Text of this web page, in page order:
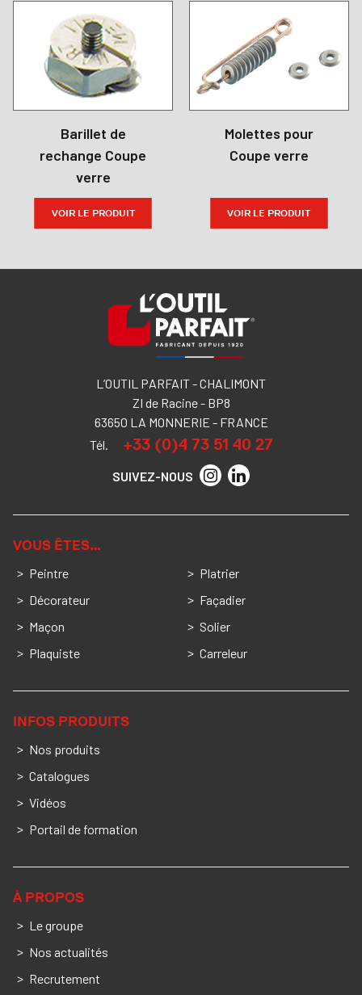
Barillet de
rechange Coupe
verre
VOIR LE PRODUIT
Molettes pour
Coupe verre
VOIR LE PRODUIT
L’OUTIL PARFAIT - CHALIMONT
ZI de Racine - BP8
63650 LA MONNERIE - FRANCE
Tél.
+33 (0)4 73 51 40 27
SUIVEZ-NOUS
VOUS ÊTES…
Peintre
Décorateur
Maçon
Plaquiste
Platrier
Façadier
Solier
Carreleur
INFOS PRODUITS
Nos produits
Catalogues
Vidéos
Portail de formation
À PROPOS
Le groupe
Nos actualités
Recrutement